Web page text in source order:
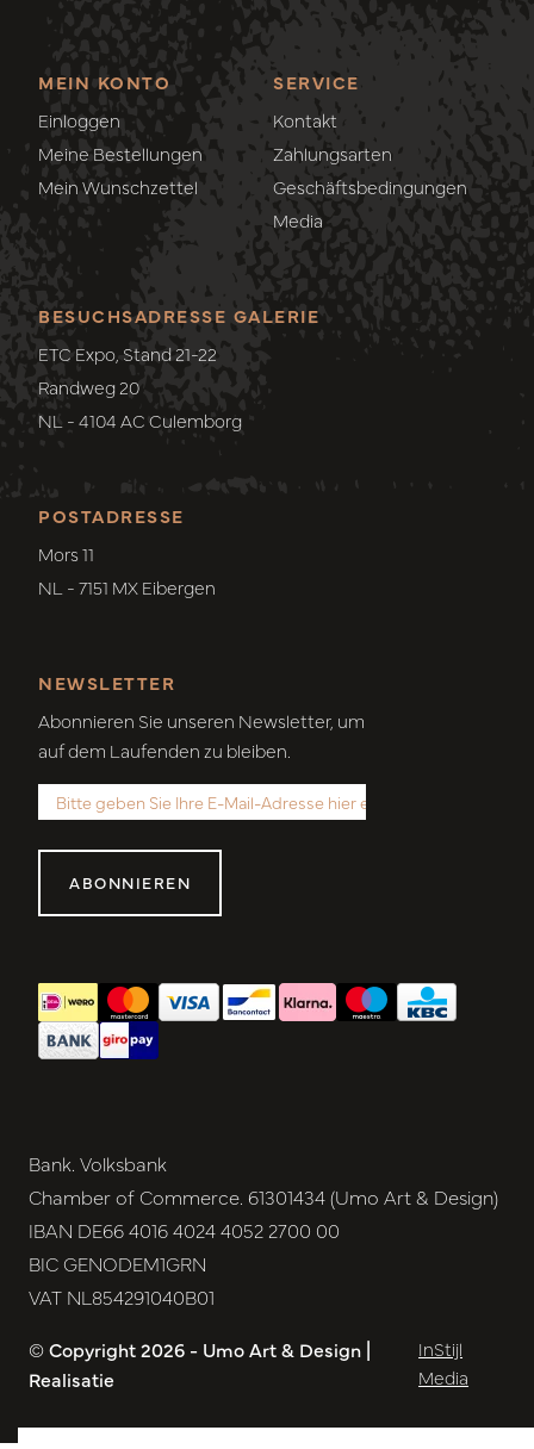
MEIN KONTO
Einloggen
Meine Bestellungen
Mein Wunschzettel
SERVICE
Kontakt
Zahlungsarten
Geschäftsbedingungen
Media
POSTADRESSE
Mors 11
NL - 7151 MX Eibergen
BESUCHSADRESSE GALERIE
ETC Expo, Stand 21-22
Randweg 20
NL - 4104 AC Culemborg
NEWSLETTER
Abonnieren Sie unseren Newsletter, um
auf dem Laufenden zu bleiben.
ABONNIEREN
Bank. Volksbank
Chamber of Commerce. 61301434 (Umo Art & Design)
IBAN DE66 4016 4024 4052 2700 00
BIC GENODEM1GRN
VAT NL854291040B01
© Copyright 2026 - Umo Art & Design |
Realisatie
InStijl
Media